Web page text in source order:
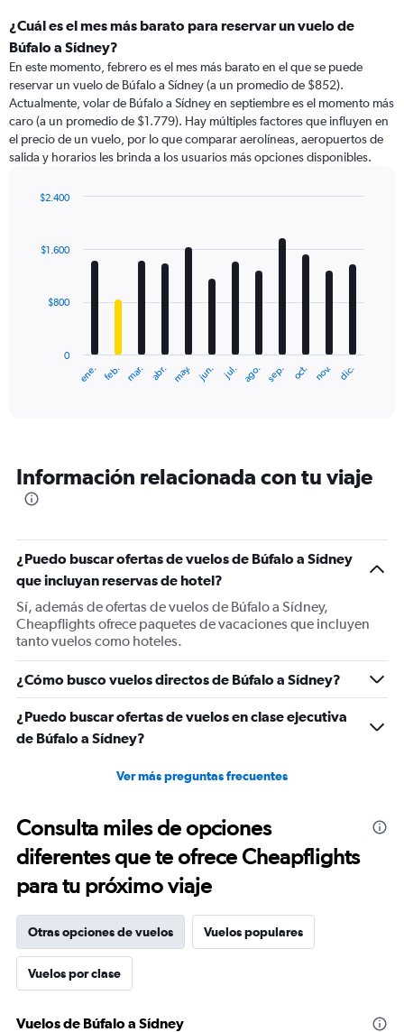
¿Cuál es el mes más barato para reservar un vuelo de
Búfalo a Sídney?
En este momento, febrero es el mes más barato en el que se puede
reservar un vuelo de Búfalo a Sídney (a un promedio de $852).
Actualmente, volar de Búfalo a Sídney en septiembre es el momento más
caro (a un promedio de $1.779). Hay múltiples factores que influyen en
el precio de un vuelo, por lo que comparar aerolíneas, aeropuertos de
salida y horarios les brinda a los usuarios más opciones disponibles.
with
12
The
categories.
The
Y
axis
displaying
values.
Range:
0
2400.
ene. feb. mar. abr. may. jun. jul. ago. sep. oct. nov. dic.
0
$800
$1.600
$2.400
Información relacionada con tu viaje
¿Puedo buscar ofertas de vuelos de Búfalo a Sídney
que incluyan reservas de hotel?
Sí, además de ofertas de vuelos de Búfalo a Sídney,
Cheapflights ofrece paquetes de vacaciones que incluyen
tanto vuelos como hoteles.
¿Cómo busco vuelos directos de Búfalo a Sídney?
¿Puedo buscar ofertas de vuelos en clase ejecutiva
de Búfalo a Sídney?
Ver más preguntas frecuentes
Consulta miles de opciones
diferentes que te ofrece Cheapflights
para tu próximo viaje
Otras opciones de vuelos Vuelos populares
Vuelos por clase
Vuelos de Búfalo a Sídney